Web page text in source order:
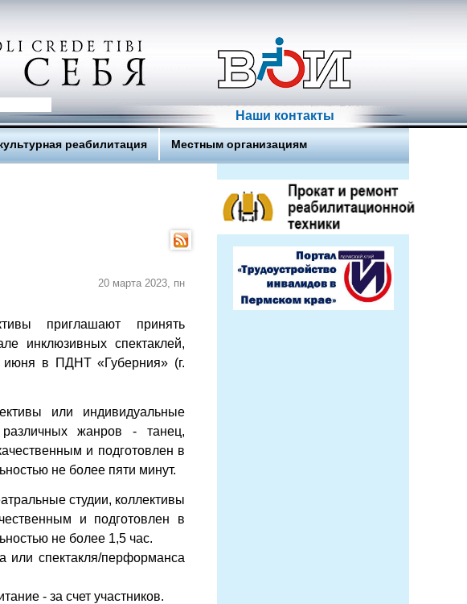
Наши контакты
реабилитация Местным организациям
20 марта 2023, пн
приглашают принять
инклюзивных спектаклей,
июня в ПДНТ «Губерния» (г.
или индивидуальные
жанров - танец,
и подготовлен в
не более пяти минут.
студии, коллективы
и подготовлен в
не более 1,5 час.
или спектакля/перформанса
- за счет участников.